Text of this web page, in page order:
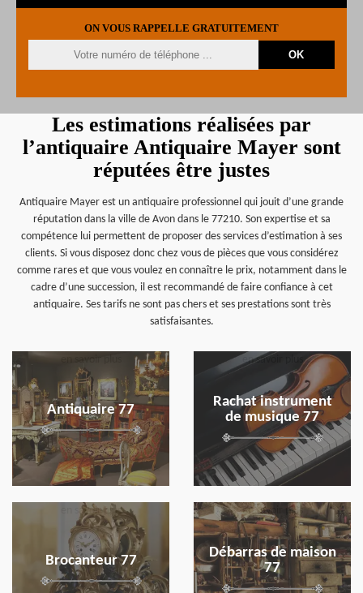
ON VOUS RAPPELLE GRATUITEMENT
Les estimations réalisées par
l’antiquaire Antiquaire Mayer sont
réputées être justes
Antiquaire Mayer est un antiquaire professionnel qui jouit d’une grande
réputation dans la ville de Avon dans le 77210. Son expertise et sa
compétence lui permettent de proposer des services d’estimation à ses
clients. Si vous disposez donc chez vous de pièces que vous considérez
comme rares et que vous voulez en connaître le prix, notamment dans le
cadre d’une succession, il est recommandé de faire confiance à cet
antiquaire. Ses tarifs ne sont pas chers et ses prestations sont très
satisfaisantes.
Antiquaire 77
en savoir plus
Rachat instrument
de musique 77
en savoir plus
Brocanteur 77
en savoir plus
Débarras de maison
77
en savoir plus